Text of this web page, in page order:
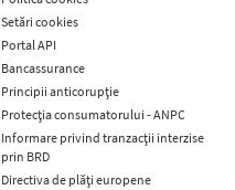
Setări cookies
Portal API
Bancassurance
Principii anticorupţie
Protecţia consumatorului - ANPC
Informare privind tranzacții interzise
prin BRD
Directiva de plăți europene